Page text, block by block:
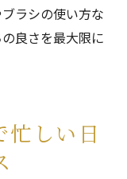
ラシの使い方な
良さを最大限に
忙しい日